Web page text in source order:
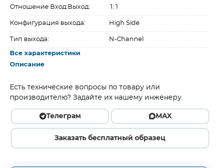
Отношение Вход:Выход: 1:1
Конфигурация выхода: High Side
Тип выхода: N-Channel
Все характеристики
Описание
Есть технические вопросы по товару или
производителю? Задайте их нашему инженеру.
Телеграм MAX
Заказать бесплатный образец